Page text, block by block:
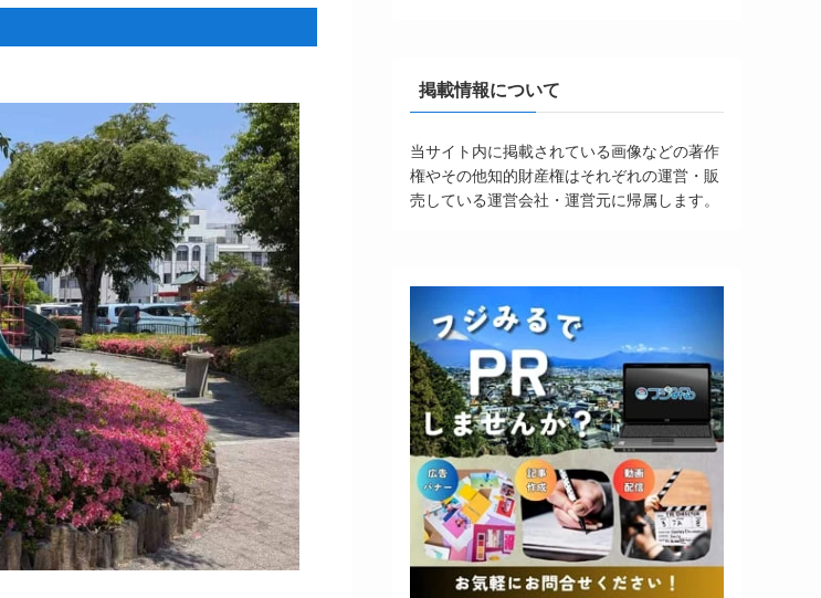
掲載情報について
当サイト内に掲載されている画像などの著作
権やその他知的財産権はそれぞれの運営・販
売している運営会社・運営元に帰属します。